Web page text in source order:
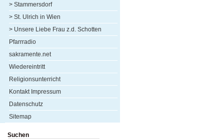
> Stammersdorf
> St. Ulrich in Wien
> Unsere Liebe Frau z.d. Schotten
Pfarrradio
sakramente.net
Wiedereintritt
Religionsunterricht
Kontakt Impressum
Datenschutz
Sitemap
Suchen